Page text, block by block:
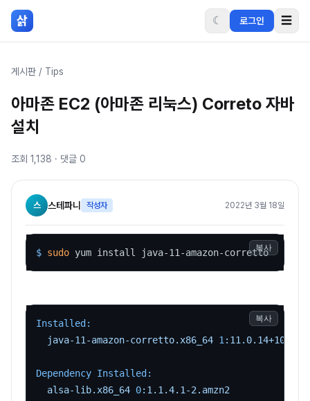
본문 바로가기
삵 ☾ 로그인 ☰
게시판 / Tips
아마존 EC2 (아마존 리눅스) Correto 자바
설치
조회 1,138 · 댓글 0
스 스테파니 작성자 2022년 3월 18일
$ sudo yum install java-11-amazon-corretto
복사
Installed:
java-11-amazon-corretto.x86_64 1 :11.0.14+10-
Dependency Installed:
alsa-lib.x86_64 0:1.1.4.1-2.amzn2
복사